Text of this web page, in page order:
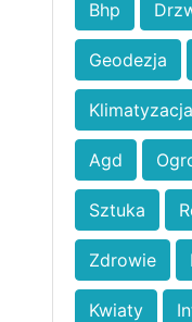
Bhp
Geodezja
Klimatyzacja
Agd
Sztuka
Zdrowie
Kwiaty